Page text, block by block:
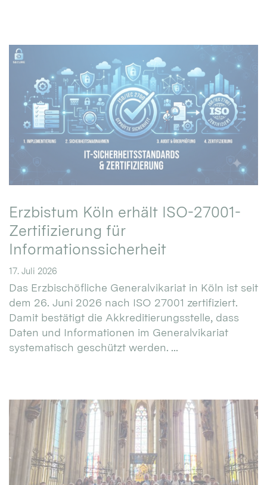
Erzbistum Köln erhält ISO-27001-
Zertifizierung für
Informationssicherheit
17. Juli 2026
Das Erzbischöfliche Generalvikariat in Köln ist seit
dem 26. Juni 2026 nach ISO 27001 zertifiziert.
Damit bestätigt die Akkreditierungsstelle, dass
Daten und Informationen im Generalvikariat
systematisch geschützt werden. ...